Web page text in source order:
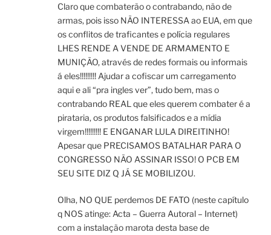
Claro que combaterão o contrabando, não de
armas, pois isso NÃO INTERESSA ao EUA, em que
os conflitos de traficantes e polícia regulares
LHES RENDE A VENDE DE ARMAMENTO E
MUNIÇÃO, através de redes formais ou informais
á eles!!!!!!!!! Ajudar a cofiscar um carregamento
aqui e ali “pra ingles ver”, tudo bem, mas o
contrabando REAL que eles querem combater é a
pirataria, os produtos falsificados e a mídia
virgem!!!!!!!!! E ENGANAR LULA DIREITINHO!
Apesar que PRECISAMOS BATALHAR PARA O
CONGRESSO NÃO ASSINAR ISSO! O PCB EM
SEU SITE DIZ Q JÁ SE MOBILIZOU.
Olha, NO QUE perdemos DE FATO (neste capítulo
q NOS atinge: Acta – Guerra Autoral – Internet)
com a instalação marota desta base de